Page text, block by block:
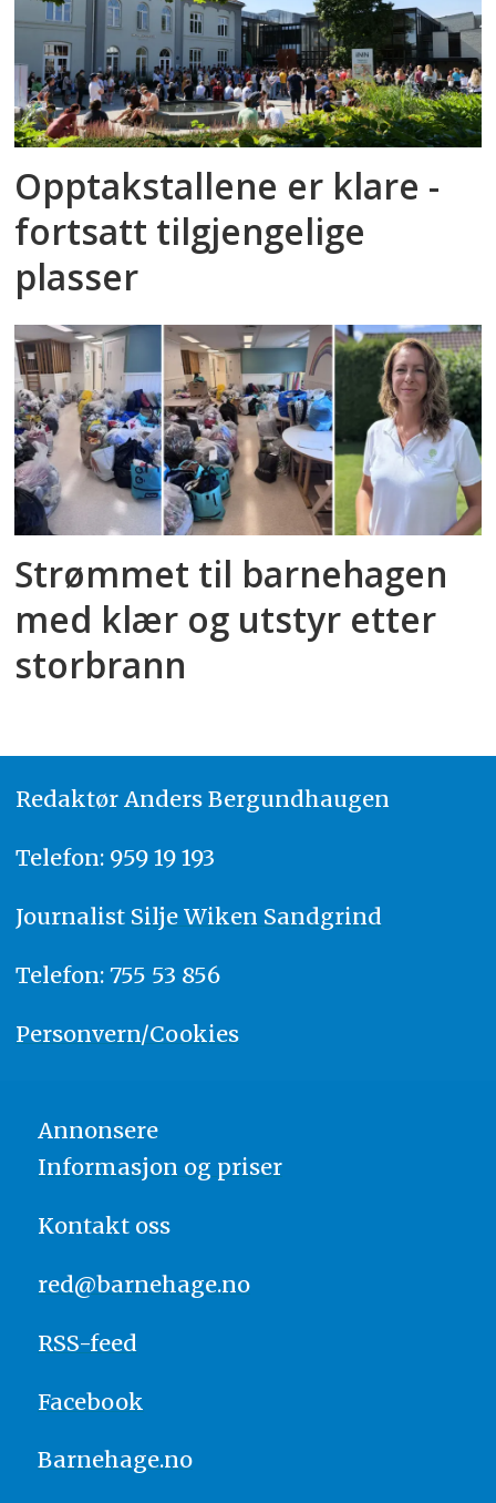
Opptakstallene er klare -
fortsatt tilgjengelige
plasser
Strømmet til barnehagen
med klær og utstyr etter
storbrann
Redaktør Anders Bergundhaugen
Telefon: 959 19 193
Journalist Silje Wiken Sandgrind
Telefon: 755 53 856
Personvern/Cookies
Annonsere
Informasjon og priser
Kontakt oss
red@barnehage.no
RSS-feed
Facebook
Barnehage.no